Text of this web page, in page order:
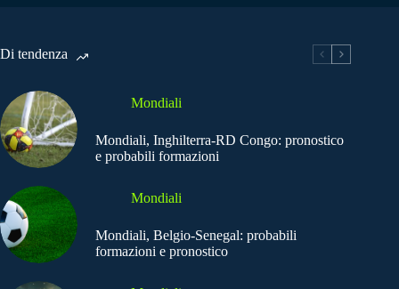
Di tendenza
Mondiali
Mondiali, Inghilterra-RD Congo: pronostico
e probabili formazioni
Mondiali
Mondiali, Belgio-Senegal: probabili
formazioni e pronostico